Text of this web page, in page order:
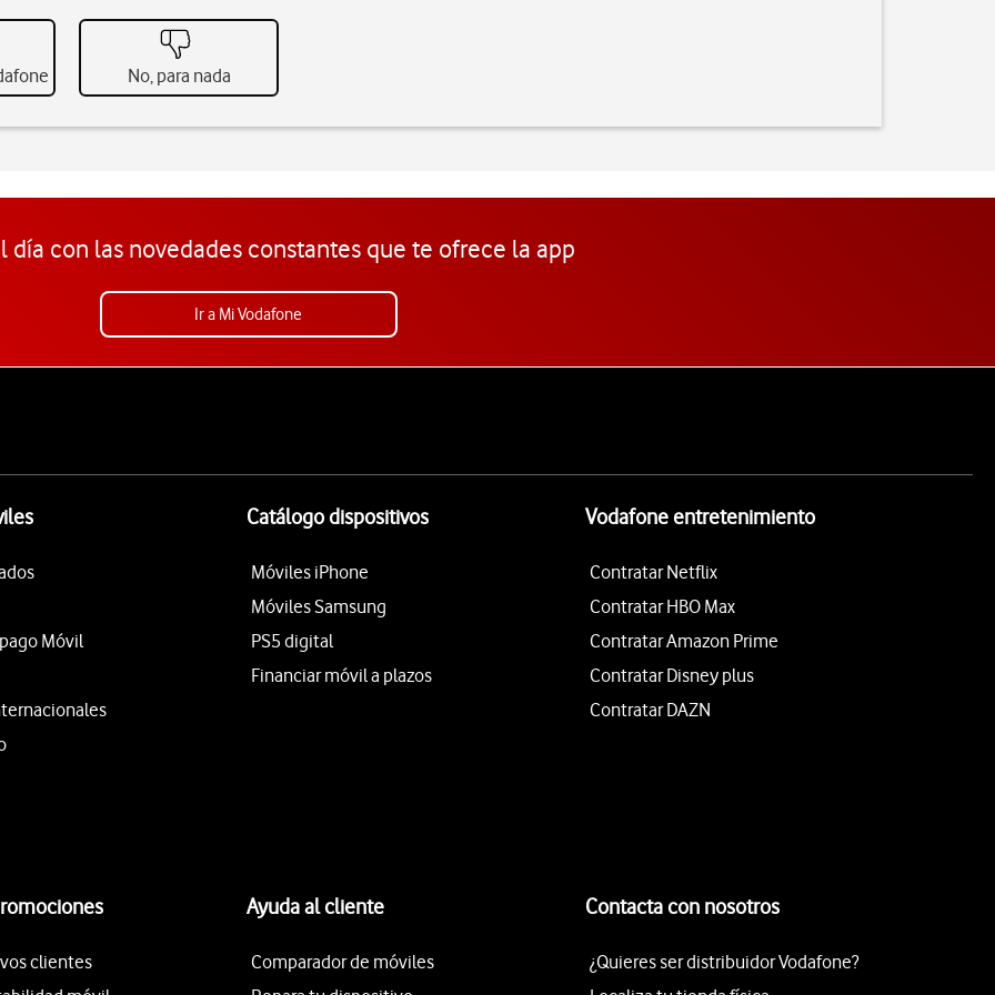
No, para nada
día con las novedades constantes que te ofrece la app
Ir a Mi Vodafone
Móvil
Catálogo dispositivos
Móviles iPhone
Móviles Samsung
PS5 digital
Financiar móvil a plazos
Vodafone entretenimiento
Contratar Netflix
Contratar HBO Max
Contratar Amazon Prime
Contratar Disney plus
Contratar DAZN
clientes
Ayuda al cliente
Comparador de móviles
Contacta con nosotros
¿Quieres ser distribuidor Vodafone?